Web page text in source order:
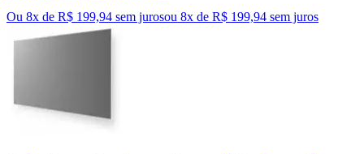
Ou 8x de R$ 199,94 sem jurosou 8x de R$ 199,94 sem juros